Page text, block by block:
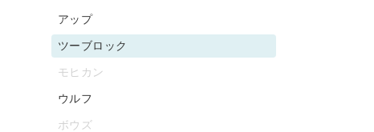
アップ
ツーブロック
モヒカン
ウルフ
ボウズ